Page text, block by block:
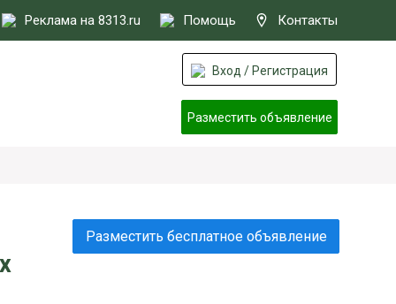
Реклама на 8313.ru Помощь Контакты
Вход / Регистрация
Разместить объявление
Разместить бесплатное объявление